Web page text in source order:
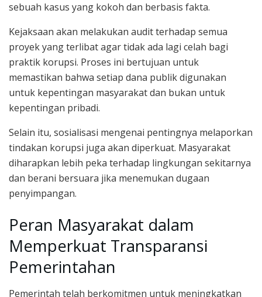
sebuah kasus yang kokoh dan berbasis fakta.
Kejaksaan akan melakukan audit terhadap semua
proyek yang terlibat agar tidak ada lagi celah bagi
praktik korupsi. Proses ini bertujuan untuk
memastikan bahwa setiap dana publik digunakan
untuk kepentingan masyarakat dan bukan untuk
kepentingan pribadi.
Selain itu, sosialisasi mengenai pentingnya melaporkan
tindakan korupsi juga akan diperkuat. Masyarakat
diharapkan lebih peka terhadap lingkungan sekitarnya
dan berani bersuara jika menemukan dugaan
penyimpangan.
Peran Masyarakat dalam
Memperkuat Transparansi
Pemerintahan
Pemerintah telah berkomitmen untuk meningkatkan